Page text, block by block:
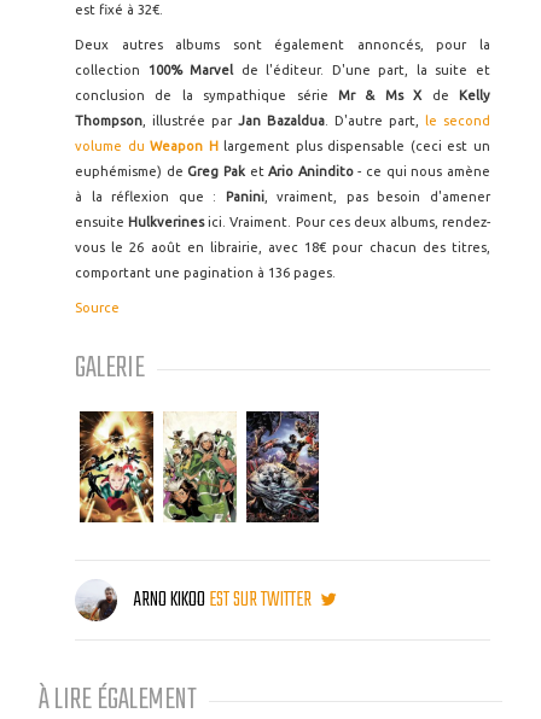
est fixé à 32€.
Deux autres albums sont également annoncés, pour la
collection
100% Marvel
de l'éditeur. D'une part, la suite et
conclusion de la sympathique série Mr & Ms X de Kelly
Thompson , illustrée par Jan Bazaldua . D'autre part, le second
volume duWeapon H largement plus dispensable (ceci est un
euphémisme) de Greg PaketArio Anindito- ce qui nous amène
à la réflexion que :
Panini, vraiment, pas besoin d'amener
ensuite Hulkverinesici. Vraiment. Pour ces deux albums, rendez-
vous le 26 août en librairie, avec 18€ pour chacun des titres,
comportant une pagination à 136 pages.
Source
GALERIE
ARNO KIKOOEST SUR TWITTER
À LIRE ÉGALEMENT